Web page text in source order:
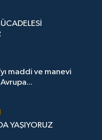
maddi ve manevi
YAŞIYORUZ